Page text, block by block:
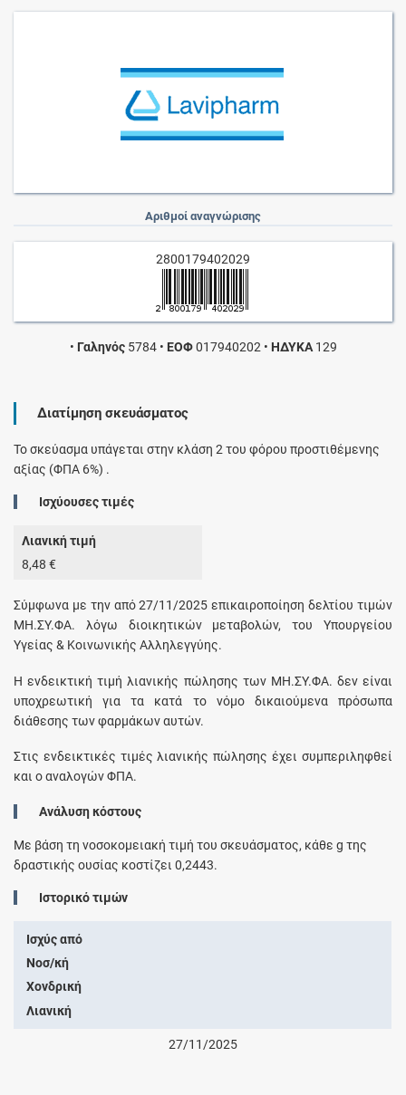
Αριθμοί αναγνώρισης
2800179402029
• Γαληνός5784 • ΕΟΦ017940202 • ΗΔΥΚΑ129
Διατίμηση σκευάσματος
Το σκεύασμα υπάγεται στην κλάση 2 του φόρου προστιθέμενης
αξίας (ΦΠΑ 6%) .
Ισχύουσες τιμές
Λιανική τιμή
8,48 €
Σύμφωνα με την από 27/11/2025 επικαιροποίηση δελτίου τιμών
ΜΗ.ΣΥ.ΦΑ. λόγω διοικητικών μεταβολών, του Υπουργείου
Υγείας & Κοινωνικής Αλληλεγγύης.
H ενδεικτική τιμή λιανικής πώλησης των ΜΗ.ΣΥ.ΦΑ. δεν είναι
υποχρεωτική για τα κατά το νόμο δικαιούμενα πρόσωπα
διάθεσης των φαρμάκων αυτών.
Στις ενδεικτικές τιμές λιανικής πώλησης έχει συμπεριληφθεί
και ο αναλογών ΦΠΑ.
Ανάλυση κόστους
Με βάση τη νοσοκομειακή τιμή του σκευάσματος, κάθεg της
δραστικής ουσίας κοστίζει0,2443.
Ιστορικό τιμών
Ισχύς από
Νοσ/κή
Χονδρική
Λιανική
27/11/2025